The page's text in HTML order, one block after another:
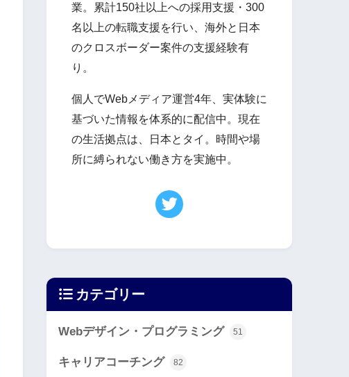
業。累計150社以上への採用支援・300
名以上の転職支援を行い、海外と日本
のクロスボーダー案件の支援経験有
り。
個人でWebメディア運営4年、実体験に
基づいた情報を体系的に配信中。現在
の生活拠点は、日本とタイ。時間や場
所に縛られない働き方を実施中。
カテゴリー
Webデザイン・プログラミング 51
キャリアコーチング 82